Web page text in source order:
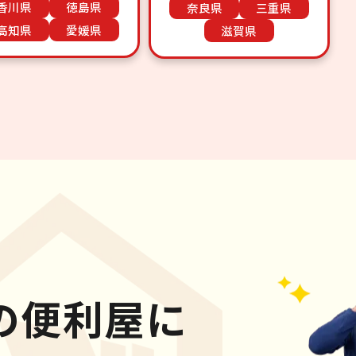
奈良県
三重県
滋賀県
川県
徳島県
知県
愛媛県
便利屋に